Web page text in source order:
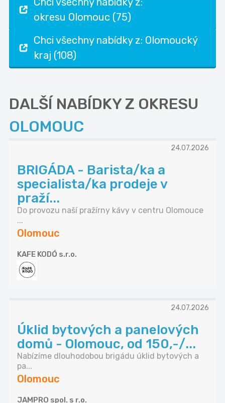
okresu Olomouc (75)
Chci všechny nabídky z: Olomoucký
kraj (108)
DALŠÍ NABÍDKY Z OKRESU
OLOMOUC
24.07.2026
BRIGÁDA - Barista/ka a
specialista/ka prodeje v
praží...
Do provozu naší pražírny kávy v centru Olomouce
...
Olomouc
KAFE KODÓ s.r.o.
24.07.2026
Úklid bytových a panelových
domů - Olomouc, od 150,-/...
Nabízíme dlouhodobou brigádu úklid bytových a
pa...
Olomouc
JAMPRO spol. s r.o.